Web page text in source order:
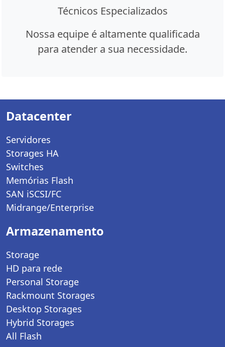
Técnicos Especializados
Nossa equipe é altamente qualificada
para atender a sua necessidade.
Datacenter
Servidores
Storages HA
Switches
Memórias Flash
SAN iSCSI/FC
Midrange/Enterprise
Armazenamento
Storage
HD para rede
Personal Storage
Rackmount Storages
Desktop Storages
Hybrid Storages
All Flash